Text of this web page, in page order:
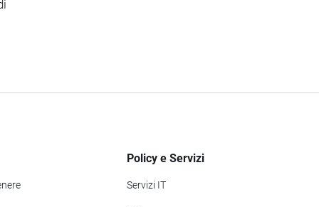
Policy e Servizi
Servizi IT